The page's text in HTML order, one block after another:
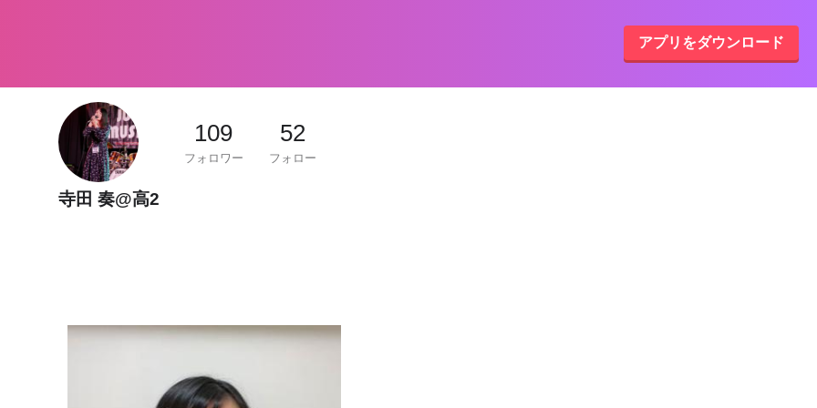
アプリをダウンロード
109
フォロワー
52
フォロー
寺田 奏@高2